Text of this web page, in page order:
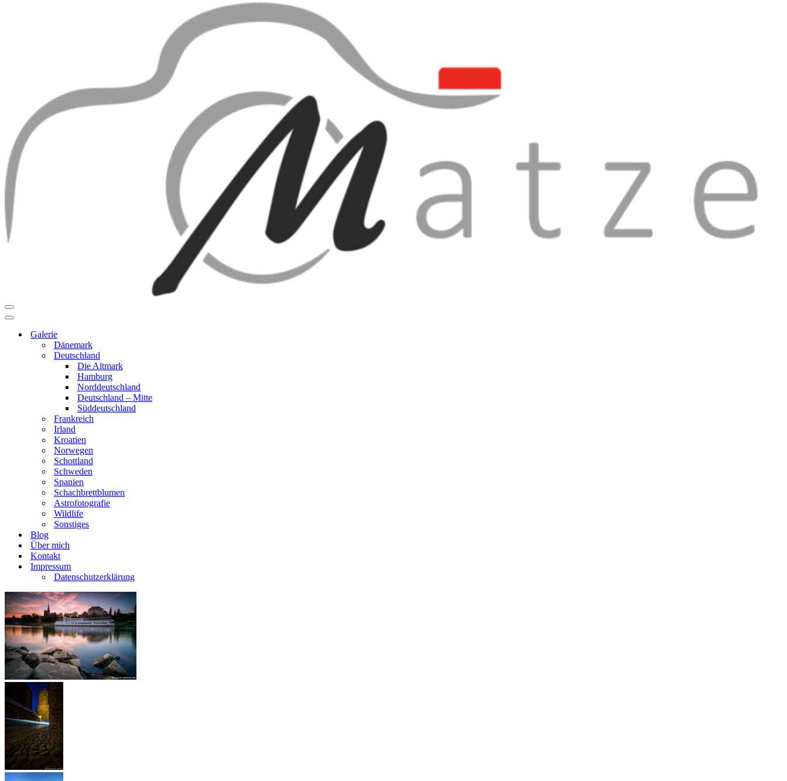
Navigationsmenü
Navigationsmenü
Galerie
Dänemark
Deutschland
Die Altmark
Hamburg
Norddeutschland
Deutschland – Mitte
Süddeutschland
Frankreich
Irland
Kroatien
Norwegen
Schottland
Schweden
Spanien
Schachbrettblumen
Astrofotografie
Wildlife
Sonstiges
Blog
Über mich
Kontakt
Impressum
Datenschutzerklärung